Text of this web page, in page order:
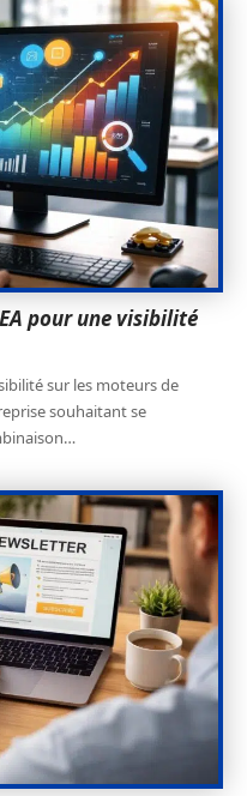
pour une visibilité
sur les moteurs de
souhaitant se
…